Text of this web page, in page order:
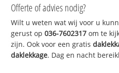
Offerte of advies nodig?
Wilt u weten wat wij voor u
gerust op036-7602317 om te
zijn. Ook voor een gratis
daklekkage. Dag en nacht